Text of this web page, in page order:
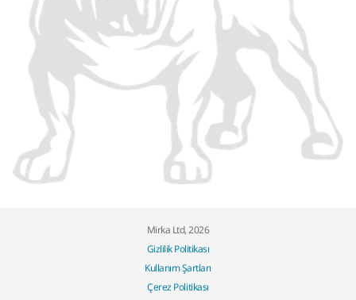
Mirka Ltd, 2026
Gizlilik Politikası
Kullanım Şartları
Çerez Politikası